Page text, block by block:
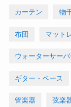
カーテン 物
布団 マット
ウォーターサーバ
ギター・ベース
管楽器 弦楽